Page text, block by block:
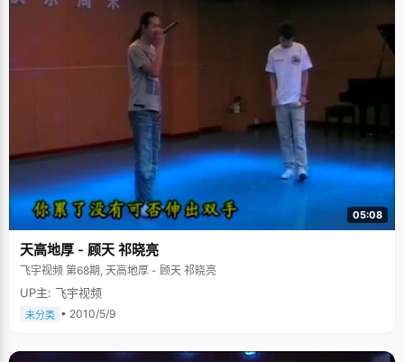
05:08
天高地厚 - 顾天 祁晓亮
飞宇视频 第68期, 天高地厚 - 顾天 祁晓亮
UP主: 飞宇视频
未分类 • 2010/5/9